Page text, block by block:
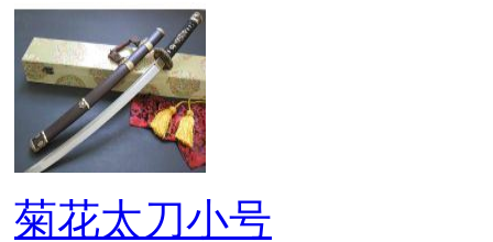
菊花太刀小号